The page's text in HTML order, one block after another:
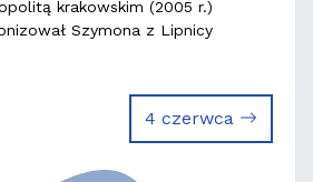
krakowskim (2005 r.)
Szymona z Lipnicy
4 czerwca